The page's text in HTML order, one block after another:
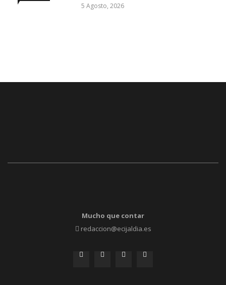
5 Agosto, 2026
Mucho que contar
redaccion@ecijaldia.es